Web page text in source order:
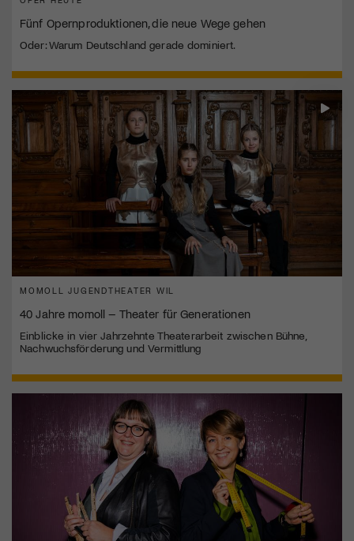
Fünf Opernproduktionen, die neue Wege gehen
Oder: Warum Deutschland gerade dominiert.
MOMOLL JUGENDTHEATER WIL
40 Jahre momoll – Theater für Generationen
Einblicke in vier Jahrzehnte Theaterarbeit zwischen Bühne,
Nachwuchsförderung und Vermittlung